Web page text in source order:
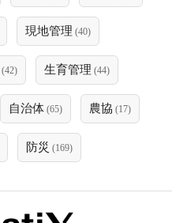
現地管理 (40)
(42) 生育管理 (44)
自治体 (65) 農協 (17)
防災 (169)